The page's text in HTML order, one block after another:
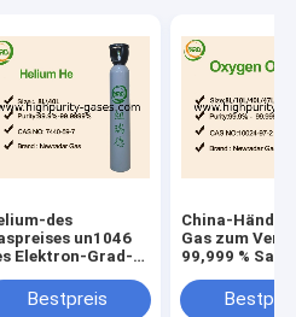
des
un1046
Elektron-Grad-
Bestpreis
China-
Gas zum
99,999 %